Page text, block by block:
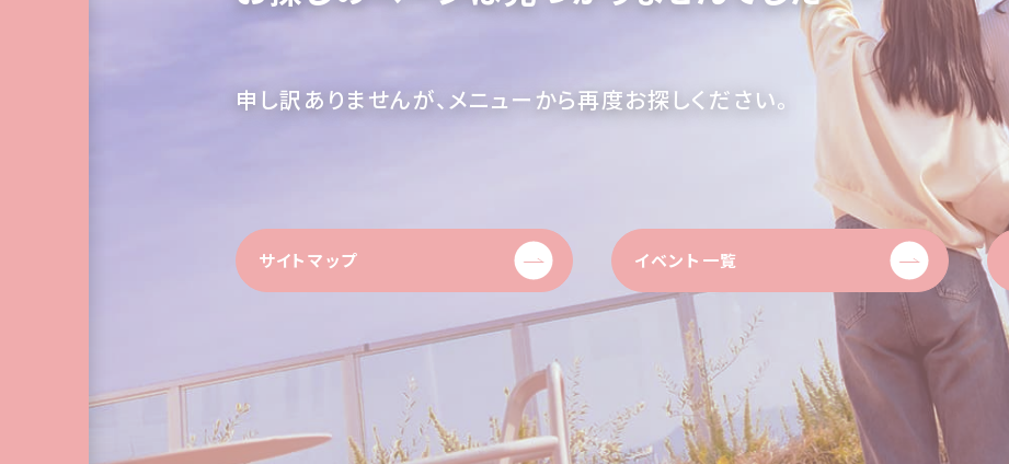
申し訳ありませんが、 メニューから再度お探しください。
サイトマップ イベント一覧